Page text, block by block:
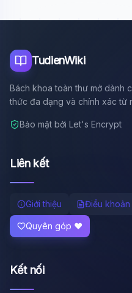
TudienWiki
Bách khoa toàn thư mở dành
thức đa dạng và chính xác từ
Bảo mật bởi Let's Encrypt
Liên kết
Giới thiệu Điều khoản
Quyên góp ❤️
Kết nối
Tôi là trợ lý AI
🪐 Sao Mộc là gì?
🔬 Albert Einstein